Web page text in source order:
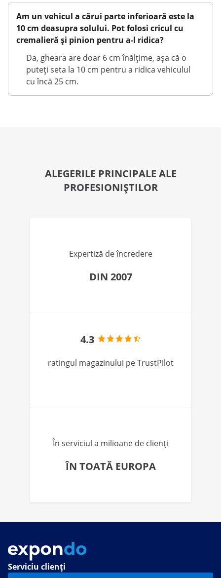
Am un vehicul a cărui parte inferioară este la
10 cm deasupra solului. Pot folosi cricul cu
cremalieră și pinion pentru a-l ridica?
Da, gheara are doar 6 cm înălțime, așa că o
puteți seta la 10 cm pentru a ridica vehiculul
cu încă 25 cm.
ALEGERILE PRINCIPALE ALE
PROFESIONIȘTILOR
Expertiză de încredere
DIN 2007
4.3
ratingul magazinului pe TrustPilot
În serviciul a milioane de clienți
ÎN TOATĂ EUROPA
Serviciu clienți